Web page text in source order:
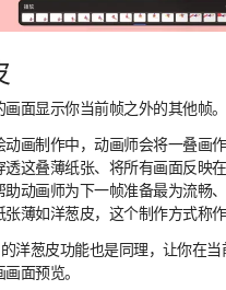
面显示你当前帧之外的其他帧。
动画制作中，动画师会将一叠画
透这叠薄纸张、将所有画面反映
助动画师为下一帧准备最为流畅
张薄如洋葱皮，这个制作方式称作
洋葱皮功能也是同理，让你在
面预览。